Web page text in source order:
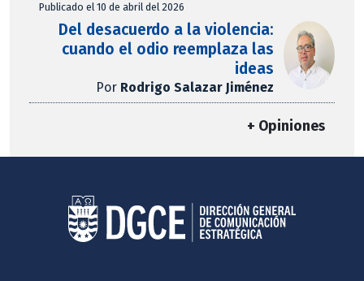
Publicado el 10 de abril del 2026
Del desacuerdo a la violencia:
cuando el odio reemplaza las
ideas
Por Rodrigo Salazar Jiménez
+ Opiniones